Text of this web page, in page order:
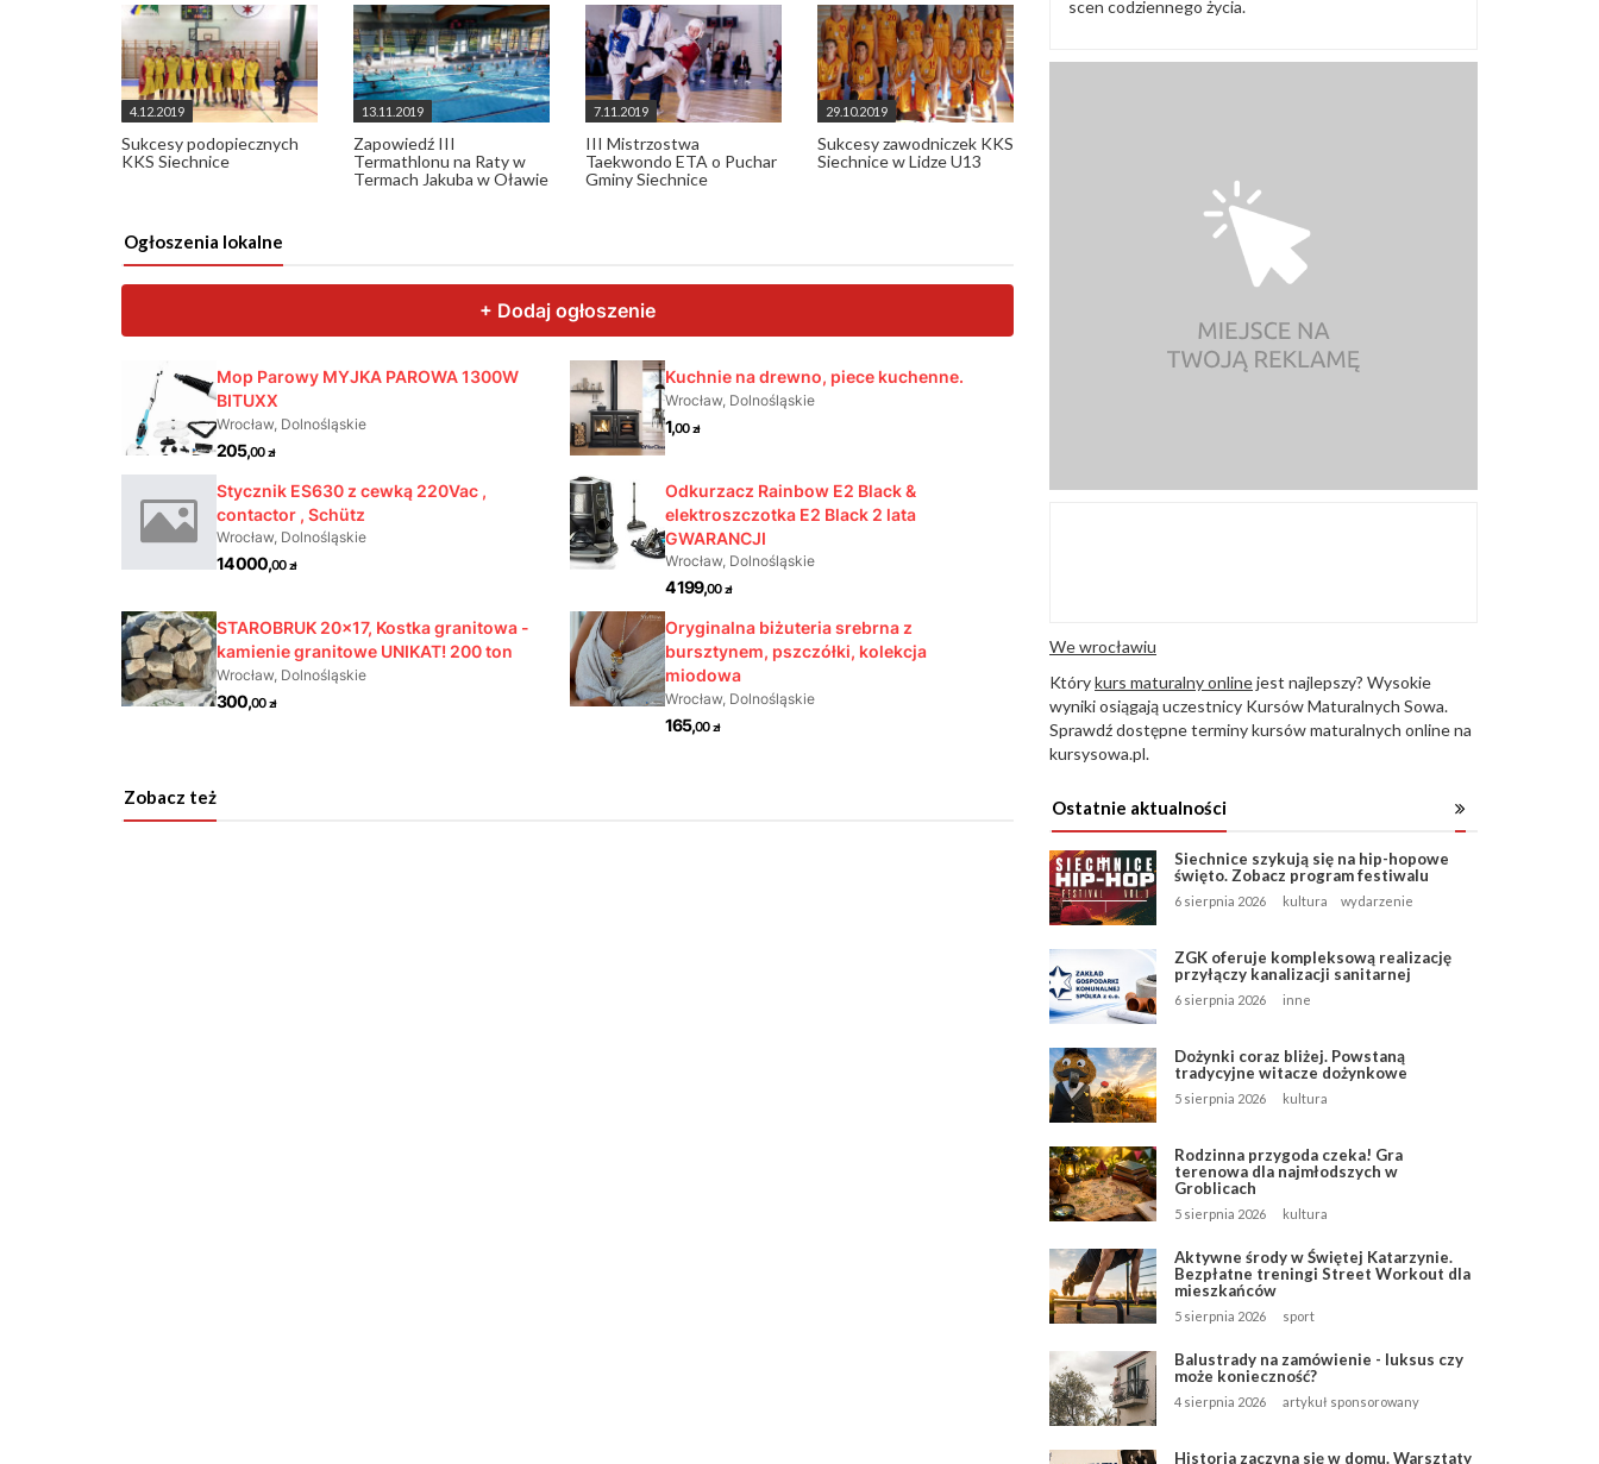
4.12.2019
Sukcesy podopiecznych
KKS Siechnice
13.11.2019
Zapowiedź III
Termathlonu na Raty w
Termach Jakuba w Oławie
7.11.2019
III Mistrzostwa
Taekwondo ETA o Puchar
Gminy Siechnice
29.10.2019
Sukcesy zawodniczek KKS
Siechnice w Lidze U13
Ogłoszenia lokalne
Zobacz też
scen codziennego życia.
We wrocławiu
Którykurs maturalny onlinejest najlepszy? Wysokie
wyniki osiągają uczestnicy Kursów Maturalnych Sowa.
Sprawdź dostępne terminy kursów maturalnych online na
kursysowa.pl.
Ostatnie aktualności
Siechnice szykują się na hip-hopowe
święto. Zobacz program festiwalu
6 sierpnia 2026 kultura wydarzenie
ZGK oferuje kompleksową realizację
przyłączy kanalizacji sanitarnej
6 sierpnia 2026 inne
Dożynki coraz bliżej. Powstaną
tradycyjne witacze dożynkowe
5 sierpnia 2026 kultura
Rodzinna przygoda czeka! Gra
terenowa dla najmłodszych w
Groblicach
5 sierpnia 2026 kultura
Aktywne środy w Świętej Katarzynie.
Bezpłatne treningi Street Workout dla
mieszkańców
5 sierpnia 2026 sport
Balustrady na zamówienie - luksus czy
może konieczność?
4 sierpnia 2026 artykuł sponsorowany
Historia zaczyna się w domu. Warsztaty